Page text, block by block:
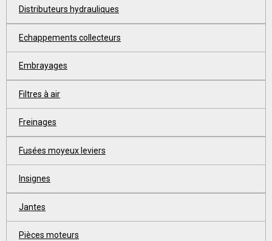
Distributeurs hydrauliques
Echappements collecteurs
Embrayages
Filtres à air
Freinages
Fusées moyeux leviers
Insignes
Jantes
Pièces moteurs